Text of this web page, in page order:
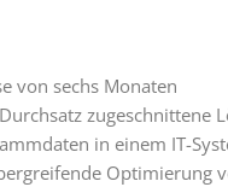
von sechs Monaten
zugeschnittene
in einem IT-
Optimierung